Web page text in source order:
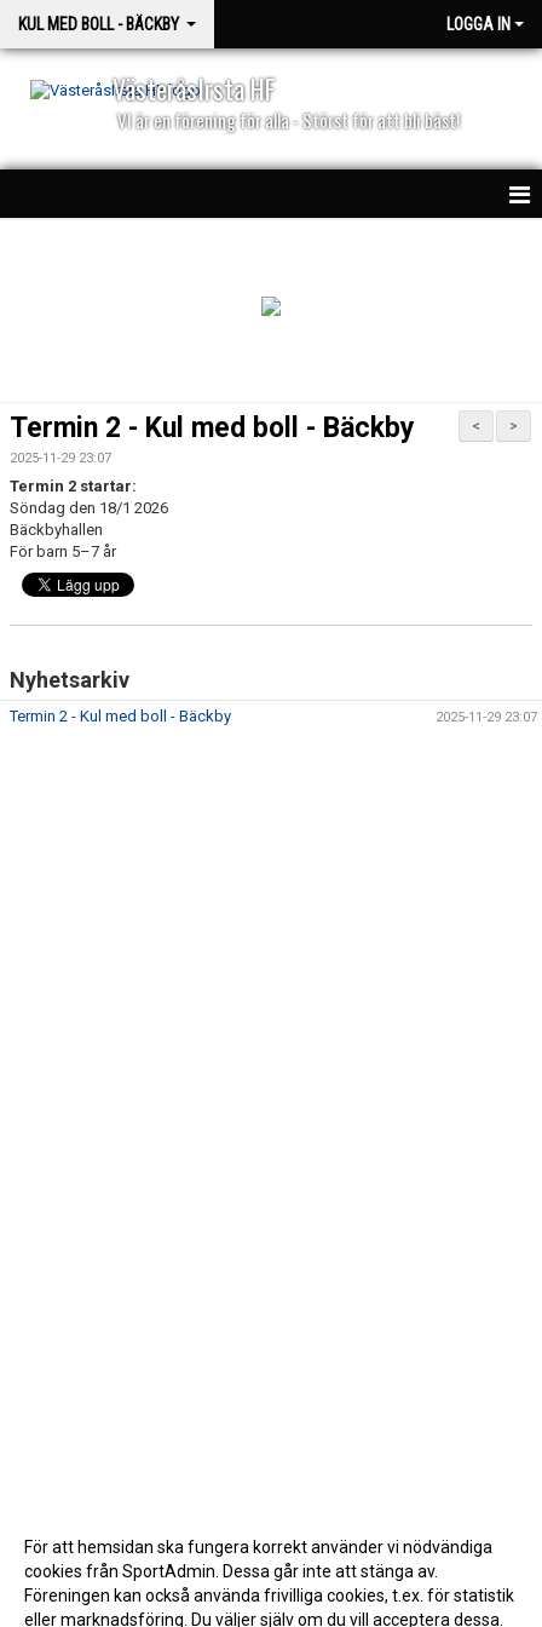
KUL MED BOLL - BÄCKBY LOGGA IN
VästeråsIrsta HF
VI är en förening för alla - Störst för att bli bäst!
>
<
Termin 2 - Kul med boll - Bäckby
2025-11-29 23:07
Termin 2 startar:
Söndag den 18/1 2026
Bäckbyhallen
För barn 5–7 år
Nyhetsarkiv
Termin 2 - Kul med boll - Bäckby 2025-11-29 23:07
För att hemsidan ska fungera korrekt använder vi nödvändiga
cookies från SportAdmin. Dessa går inte att stänga av.
Föreningen kan också använda frivilliga cookies, t.ex. för statistik
eller marknadsföring. Du väljer själv om du vill acceptera dessa.